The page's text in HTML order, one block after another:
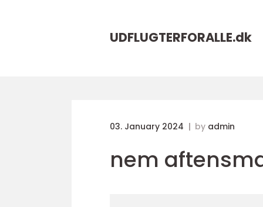
UDFLUGTERFORALLE.dk
03. January 2024 by admin
nem